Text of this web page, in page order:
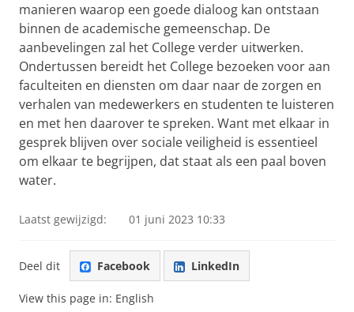
manieren waarop een goede dialoog kan ontstaan
binnen de academische gemeenschap. De
aanbevelingen zal het College verder uitwerken.
Ondertussen bereidt het College bezoeken voor aan
faculteiten en diensten om daar naar de zorgen en
verhalen van medewerkers en studenten te luisteren
en met hen daarover te spreken. Want met elkaar in
gesprek blijven over sociale veiligheid is essentieel
om elkaar te begrijpen, dat staat als een paal boven
water.
Laatst gewijzigd: 01 juni 2023 10:33
Deel dit Facebook LinkedIn
View this page in: English